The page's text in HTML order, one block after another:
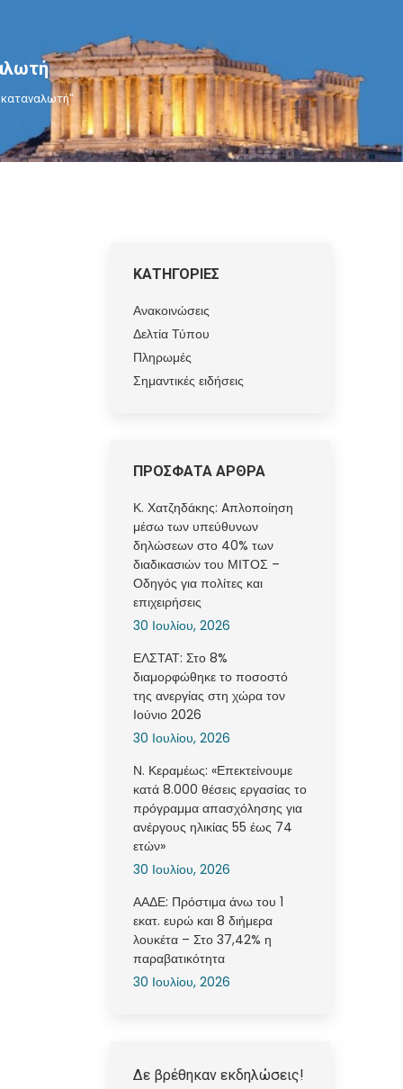
καταναλωτή"
ΚΑΤΗΓΟΡΙΕΣ
Ανακοινώσεις
Δελτία Τύπου
Πληρωμές
Σημαντικές ειδήσεις
ΠΡΟΣΦΑΤΑ ΑΡΘΡΑ
Κ. Χατζηδάκης: Aπλοποίηση
μέσω των υπεύθυνων
δηλώσεων στο 40% των
διαδικασιών του ΜΙΤΟΣ –
Οδηγός για πολίτες και
επιχειρήσεις
30 Ιουλίου, 2026
ΕΛΣΤΑΤ: Στο 8%
διαμορφώθηκε το ποσοστό
της ανεργίας στη χώρα τον
Ιούνιο 2026
30 Ιουλίου, 2026
Ν. Κεραμέως: «Επεκτείνουμε
κατά 8.000 θέσεις εργασίας το
πρόγραμμα απασχόλησης για
ανέργους ηλικίας 55 έως 74
ετών»
30 Ιουλίου, 2026
ΑΑΔΕ: Πρόστιμα άνω του 1
εκατ. ευρώ και 8 διήμερα
λουκέτα – Στο 37,42% η
παραβατικότητα
30 Ιουλίου, 2026
Δε βρέθηκαν εκδηλώσεις!